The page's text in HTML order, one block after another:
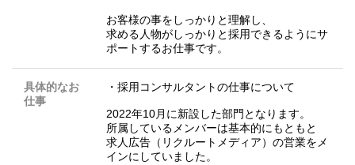
お客様の事をしっかりと理解し、
求める人物がしっかりと採用できるようにサ
ポートするお仕事です。
具体的なお
仕事
・採用コンサルタントの仕事について
2022年10月に新設した部門となります。
所属しているメンバーは基本的にもともと
求人広告（リクルートメディア）の営業をメ
インにしていました。